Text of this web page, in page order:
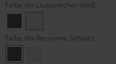
Farbe der Lautsprecher: Weiß
Farbe des Receivers: Schwarz